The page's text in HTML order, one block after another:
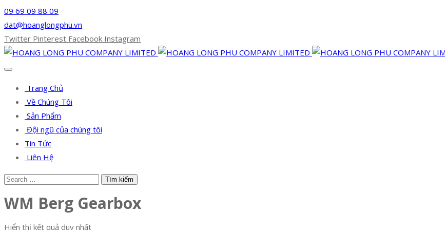
09 69 09 88 09
dat@hoanglongphu.vn
Twitter Pinterest Facebook Instagram
Trang Chủ
Về Chúng Tôi
Sản Phẩm
Đội ngũ của chúng tôi
Tin Tức
Liên Hệ
WM Berg Gearbox
Hiển thị kết quả duy nhất